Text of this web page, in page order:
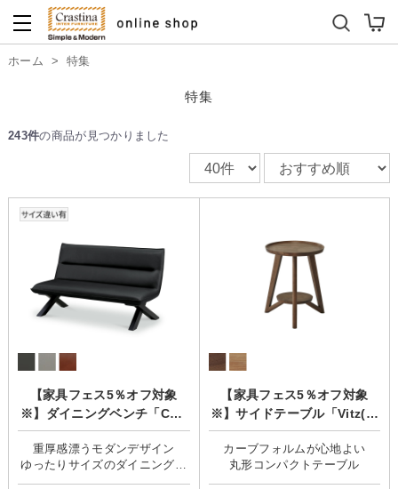
ダイニングテーブルセット
ホーム > 特集
特集
243件の商品が見つかりました
【家具フェス5％オフ対象
※】ダイニングベンチ「CRE
MA(クレマ)」
重厚感漂うモダンデザイン
ゆったりサイズのダイニングベ
ンチ
【家具フェス5％オフ対象
※】サイドテーブル「Vitz(ビ
ッツ)」
カーブフォルムが心地よい